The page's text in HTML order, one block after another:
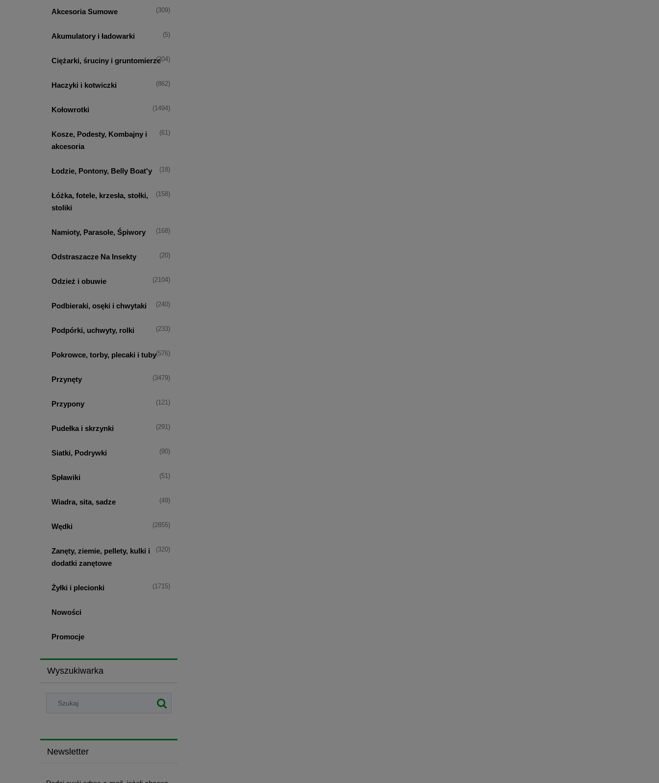
Akcesoria Sumowe (309)
Akumulatory i ładowarki (5)
Ciężarki, śruciny i gruntomierze(204)
Haczyki i kotwiczki (862)
Kołowrotki (1494)
Kosze, Podesty, Kombajny i
akcesoria
(61)
Łodzie, Pontony, Belly Boat'y (18)
Łóżka, fotele, krzesła, stołki,
stoliki
(158)
Namioty, Parasole, Śpiwory (168)
Odstraszacze Na Insekty (20)
Odzież i obuwie (2104)
Podbieraki, osęki i chwytaki (240)
Podpórki, uchwyty, rolki (233)
Pokrowce, torby, plecaki i tuby(576)
Przynęty (3479)
Przypony (121)
Pudełka i skrzynki (291)
Siatki, Podrywki (90)
Spławiki (51)
Wiadra, sita, sadze (49)
Wędki (2855)
Zanęty, ziemie, pellety, kulki i
dodatki zanętowe
(320)
Żyłki i plecionki (1715)
Nowości
Promocje
Wyszukiwarka
Newsletter